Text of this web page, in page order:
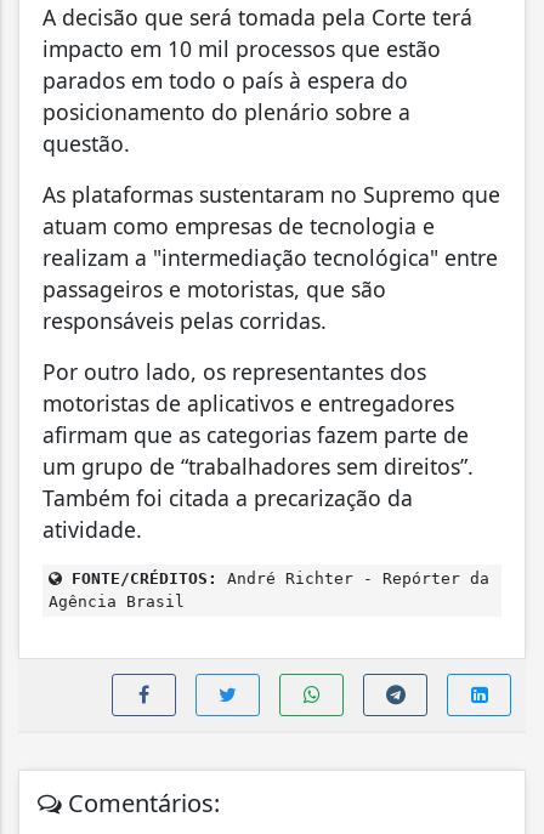
A decisão que será tomada pela Corte terá
impacto em 10 mil processos que estão
parados em todo o país à espera do
posicionamento do plenário sobre a
questão.
As plataformas sustentaram no Supremo que
atuam como empresas de tecnologia e
realizam a "intermediação tecnológica" entre
passageiros e motoristas, que são
responsáveis pelas corridas.
Por outro lado, os representantes dos
motoristas de aplicativos e entregadores
afirmam que as categorias fazem parte de
um grupo de “trabalhadores sem direitos”.
Também foi citada a precarização da
atividade.
FONTE/CRÉDITOS:
André Richter - Repórter da
Agência Brasil
Comentários: